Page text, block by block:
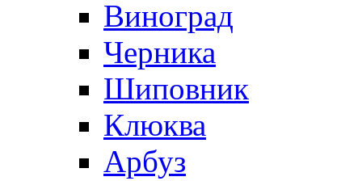
Виноград
Черника
Шиповник
Клюква
Арбуз